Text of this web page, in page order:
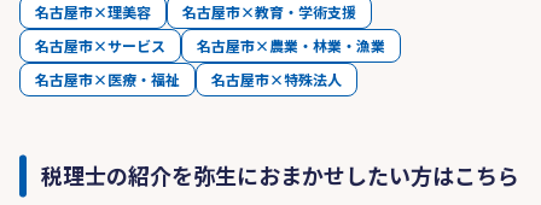
名古屋市×理美容
名古屋市×教育・学術支援
名古屋市×サービス
名古屋市×農業・林業・漁業
名古屋市×医療・福祉
名古屋市×特殊法人
税理士の紹介を弥生におまかせしたい方はこちら